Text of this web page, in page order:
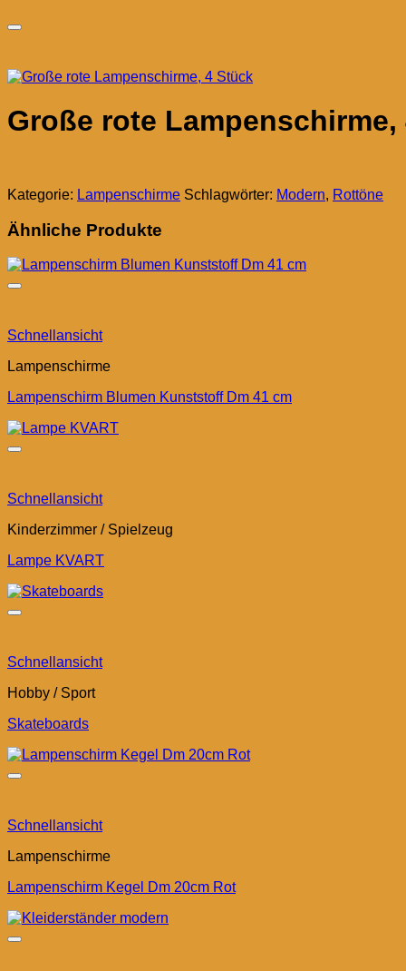
Große rote Lampenschirme,
Kategorie: Lampenschirme Schlagwörter: Modern, Rottöne
Ähnliche Produkte
Schnellansicht
Lampenschirme
Lampenschirm Blumen Kunststoff Dm 41 cm
Schnellansicht
Kinderzimmer / Spielzeug
Lampe KVART
Schnellansicht
Hobby / Sport
Skateboards
Schnellansicht
Lampenschirme
Lampenschirm Kegel Dm 20cm Rot